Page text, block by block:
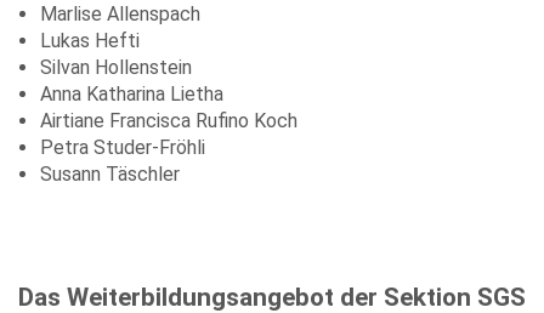
Marlise Allenspach
Lukas Hefti
Silvan Hollenstein
Anna Katharina Lietha
Airtiane Francisca Rufino Koch
Petra Studer-Fröhli
Susann Täschler
Das Weiterbildungsangebot der Sektion SGS